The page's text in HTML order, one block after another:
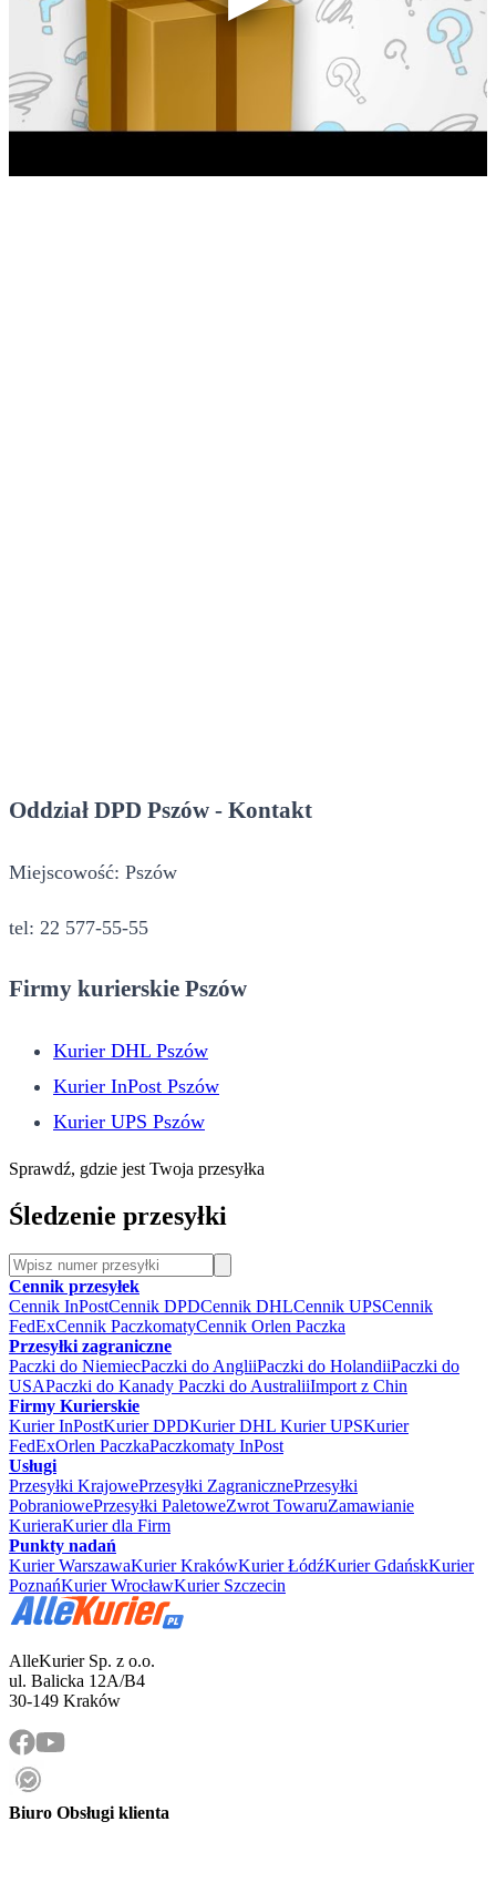
Oddział DPD Pszów - Kontakt
Miejscowość: Pszów
tel: 22 577-55-55
Firmy kurierskie Pszów
Kurier DHL Pszów
Kurier InPost Pszów
Kurier UPS Pszów
Sprawdź, gdzie jest Twoja przesyłka
Śledzenie przesyłki
Cennik przesyłek
Cennik InPostCennik DPDCennik DHLCennik UPSCennik
FedExCennik PaczkomatyCennik Orlen Paczka
Przesyłki zagraniczne
Paczki do NiemiecPaczki do AngliiPaczki do HolandiiPaczki do
USAPaczki do Kanady Paczki do AustraliiImport z Chin
Firmy Kurierskie
Kurier InPostKurier DPDKurier DHL Kurier UPSKurier
FedExOrlen PaczkaPaczkomaty InPost
Usługi
Przesyłki KrajowePrzesyłki ZagranicznePrzesyłki
PobraniowePrzesyłki PaletoweZwrot TowaruZamawianie
KurieraKurier dla Firm
Punkty nadań
Kurier WarszawaKurier KrakówKurier ŁódźKurier GdańskKurier
PoznańKurier WrocławKurier Szczecin
AlleKurier Sp. z o.o.
ul. Balicka 12A/B4
30-149 Kraków
Biuro Obsługi klienta